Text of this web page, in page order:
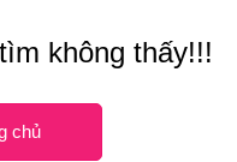
không thấy!!!
chủ